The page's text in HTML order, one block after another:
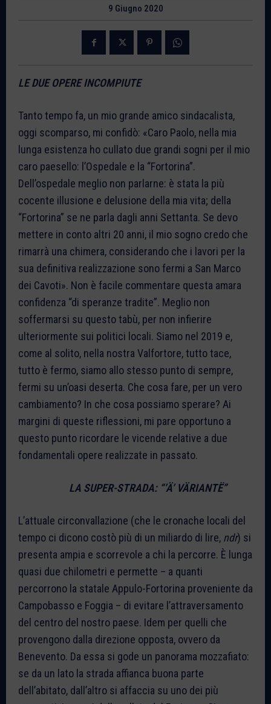
9 Giugno 2020
LE DUE OPERE INCOMPIUTE
Tanto tempo fa, un mio grande amico sindacalista,
oggi scomparso, mi confidò: «Caro Paolo, nella mia
lunga esistenza ho cullato due grandi sogni per il mio
caro paesello: l’Ospedale e la “Fortorina”.
Dell’ospedale meglio non parlarne: è stata la più
cocente illusione e delusione della mia vita; della
“Fortorina” se ne parla dagli anni Settanta. Se devo
mettere in conto altri 20 anni, il mio sogno credo che
rimarrà una chimera, considerando che i lavori per la
sua definitiva realizzazione sono fermi a San Marco
dei Cavoti». Non è facile commentare questa amara
confidenza “di speranze tradite”. Meglio non
soffermarsi su questo tabù, per non infierire
ulteriormente sui politici locali. Siamo nel 2019 e,
come al solito, nella nostra Valfortore, tutto tace,
tutto è fermo, siamo allo stesso punto di sempre,
fermi su un’oasi deserta. Che cosa fare, per un vero
cambiamento? In che cosa possiamo sperare? Ai
margini di queste riflessioni, mi pare opportuno a
questo punto ricordare le vicende relative a due
fondamentali opere realizzate in passato.
LA SUPER-STRADA: “’Ä’ VÄRIANTË”
L’attuale circonvallazione (che le cronache locali del
tempo ci dicono costò più di un miliardo di lire, ndr) si
presenta ampia e scorrevole a chi la percorre. È lunga
quasi due chilometri e permette – a quanti
percorrono la statale Appulo-Fortorina proveniente da
Campobasso e Foggia – di evitare l’attraversamento
del centro del nostro paese. Idem per quelli che
provengono dalla direzione opposta, ovvero da
Benevento. Da essa si gode un panorama mozzafiato:
se da un lato la strada affianca buona parte
dell’abitato, dall’altro si affaccia su uno dei più